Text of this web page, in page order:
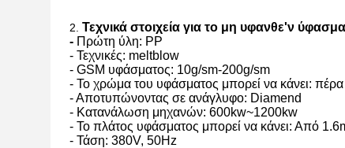
2. Τεχνικά στοιχεία για το μη υφανθε'ν
- Πρώτη ύλη: PP
- Τεχνικές: meltblow
- GSM υφάσματος: 10g/sm-200g/sm
- Το χρώμα του υφάσματος μπορεί να κάνει:
- Αποτυπώνοντας σε ανάγλυφο: Diamend
- Κατανάλωση μηχανών: 600kw~1200kw
- Το πλάτος υφάσματος μπορεί να κάνει: Από
- Τάση: 380V, 50Hz